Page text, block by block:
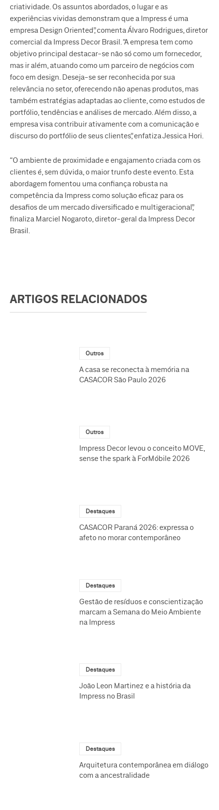
criatividade. Os assuntos abordados, o lugar e as
experiências vividas demonstram que a Impress é uma
empresa Design Oriented”, comenta Álvaro Rodrigues, diretor
comercial da Impress Decor Brasil. “A empresa tem como
objetivo principal destacar-se não só como um fornecedor,
mas ir além, atuando como um parceiro de negócios com
foco em design. Deseja-se ser reconhecida por sua
relevância no setor, oferecendo não apenas produtos, mas
também estratégias adaptadas ao cliente, como estudos de
portfólio, tendências e análises de mercado. Além disso, a
empresa visa contribuir ativamente com a comunicação e
discurso do portfólio de seus clientes”, enfatiza Jessica Hori.
“O ambiente de proximidade e engajamento criada com os
clientes é, sem dúvida, o maior trunfo deste evento. Esta
abordagem fomentou uma confiança robusta na
competência da Impress como solução eficaz para os
desafios de um mercado diversificado e multigeracional”,
finaliza Marciel Nogaroto, diretor-geral da Impress Decor
Brasil.
ARTIGOS RELACIONADOS
Outros
A casa se reconecta à memória na
CASACOR São Paulo 2026
Outros
Impress Decor levou o conceito MOVE,
sense the spark à ForMóbile 2026
Destaques
CASACOR Paraná 2026: expressa o
afeto no morar contemporâneo
Destaques
Gestão de resíduos e conscientização
marcam a Semana do Meio Ambiente
na Impress
Destaques
João Leon Martinez e a história da
Impress no Brasil
Destaques
Arquitetura contemporânea em diálogo
com a ancestralidade